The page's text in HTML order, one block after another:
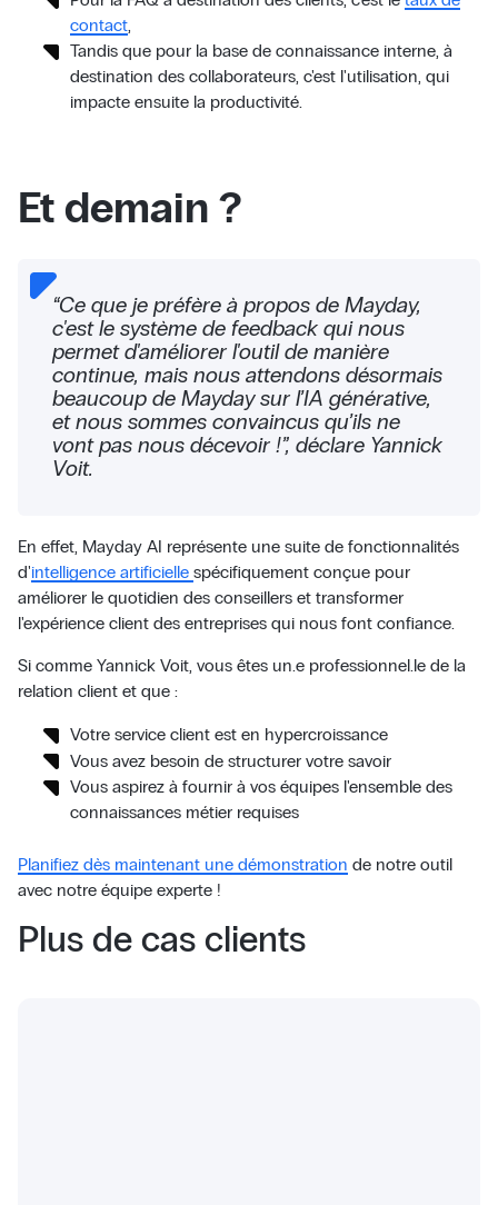
contact,
Tandis que pour la base de connaissance interne, à
destination des collaborateurs, c'est l'utilisation, qui
impacte ensuite la productivité.
Et demain ?
“Ce que je préfère à propos de Mayday,
c'est le système de feedback qui nous
permet d'améliorer l'outil de manière
continue, mais nous attendons désormais
beaucoup de Mayday sur l’IA générative,
et nous sommes convaincus qu’ils ne
vont pas nous décevoir !”, déclare Yannick
Voit.
En effet, Mayday AI représente une suite de fonctionnalités
d'intelligence artificielle spécifiquement conçue pour
améliorer le quotidien des conseillers et transformer
l'expérience client des entreprises qui nous font confiance.
Si comme Yannick Voit, vous êtes un.e professionnel.le de la
relation client et que :
Votre service client est en hypercroissance
Vous avez besoin de structurer votre savoir
Vous aspirez à fournir à vos équipes l'ensemble des
connaissances métier requises
Planifiez dès maintenant une démonstration de notre outil
avec notre équipe experte !
Plus de cas clients